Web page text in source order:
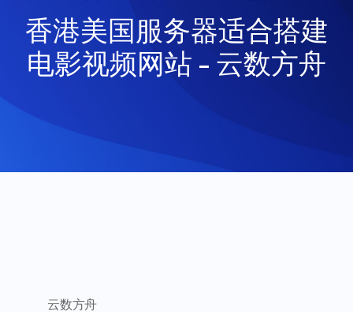
香港美国服务器适合搭建
电影视频网站 - 云数方舟
云数方舟